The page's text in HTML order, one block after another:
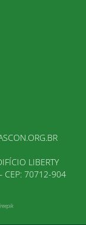
LIBERTY
CEP: 70712-904